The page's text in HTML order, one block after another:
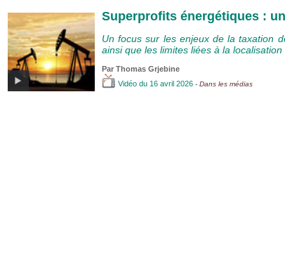
Superprofits énergétiques :
Un focus sur les enjeux de la taxation
ainsi que les limites liées à la
Par Thomas Grjebine
Vidéo du 16 avril 2026 - Dans les médias